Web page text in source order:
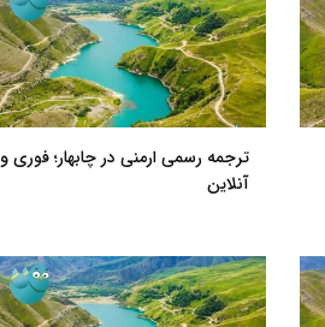
ترجمه رسمی ارمنی در چابهار؛ فوری و
آنلاین